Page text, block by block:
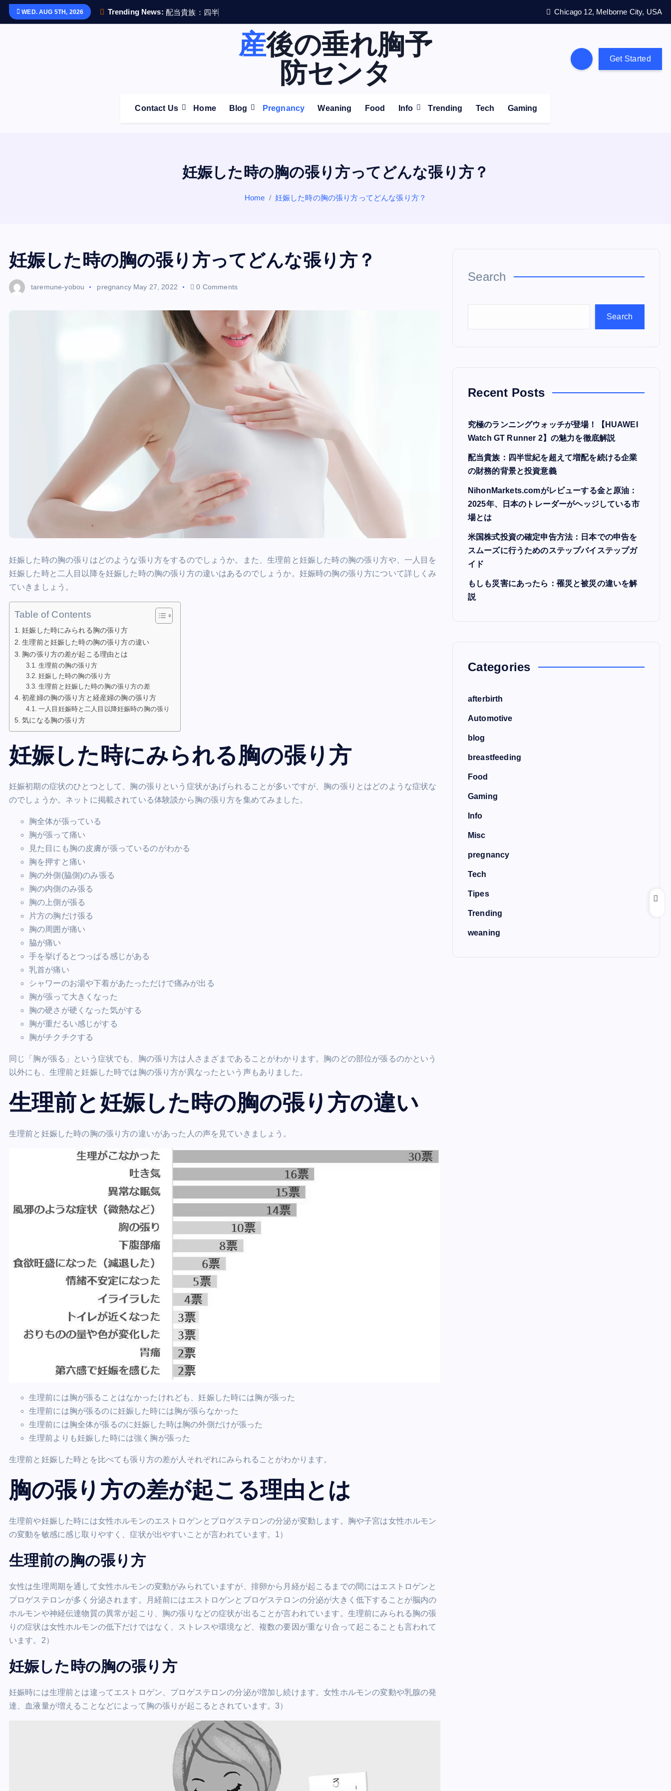
WED. AUG 5TH, 2026 Trending News: 配当貴族 ： 四半 Chicago 12, Melborne City, USA
産後の垂れ胸予
防センタ
Get Started
Contact Us Home Blog Pregnancy Weaning Food Info Trending Tech Gaming
妊娠した時の胸の張り方ってどんな張り方？
Home 妊娠した時の胸の張り方ってどんな張り方？
妊娠した時の胸の張り方ってどんな張り方？
taremune-yobou pregnancy May 27, 2022 0 Comments
妊娠した時の胸の張りはどのような張り方をするのでしょうか。また、生理前と妊娠した時の胸の張り方や、一人目を
妊娠した時と二人目以降を妊娠した時の胸の張り方の違いはあるのでしょうか。妊娠時の胸の張り方について詳しくみ
ていきましょう。
Table of Contents
妊娠した時にみられる胸の張り方
生理前と妊娠した時の胸の張り方の違い
胸の張り方の差が起こる理由とは
生理前の胸の張り方
妊娠した時の胸の張り方
生理前と妊娠した時の胸の張り方の差
初産婦の胸の張り方と経産婦の胸の張り方
一人目妊娠時と二人目以降妊娠時の胸の張り
気になる胸の張り方
妊娠した時にみられる胸の張り方
妊娠初期の症状のひとつとして、胸の張りという症状があげられることが多いですが、胸の張りとはどのような症状な
のでしょうか。ネットに掲載されている体験談から胸の張り方を集めてみました。
胸全体が張っている
胸が張って痛い
見た目にも胸の皮膚が張っているのがわかる
胸を押すと痛い
胸の外側(脇側)のみ張る
胸の内側のみ張る
胸の上側が張る
片方の胸だけ張る
胸の周囲が痛い
脇が痛い
手を挙げるとつっぱる感じがある
乳首が痛い
シャワーのお湯や下着があたっただけで痛みが出る
胸が張って大きくなった
胸の硬さが硬くなった気がする
胸が重だるい感じがする
胸がチクチクする
同じ「胸が張る」という症状でも、胸の張り方は人さまざまであることがわかります。胸のどの部位が張るのかという
以外にも、生理前と妊娠した時では胸の張り方が異なったという声もありました。
生理前と妊娠した時の胸の張り方の違い
生理前と妊娠した時の胸の張り方の違いがあった人の声を見ていきましょう。
生理前には胸が張ることはなかったけれども、妊娠した時には胸が張った
生理前には胸が張るのに妊娠した時には胸が張らなかった
生理前には胸全体が張るのに妊娠した時は胸の外側だけが張った
生理前よりも妊娠した時には強く胸が張った
生理前と妊娠した時とを比べても張り方の差が人それぞれにみられることがわかります。
胸の張り方の差が起こる理由とは
生理前や妊娠した時には女性ホルモンのエストロゲンとプロゲステロンの分泌が変動します。胸や子宮は女性ホルモン
の変動を敏感に感じ取りやすく、症状が出やすいことが言われています。1）
生理前の胸の張り方
女性は生理周期を通して女性ホルモンの変動がみられていますが、排卵から月経が起こるまでの間にはエストロゲンと
プロゲステロンが多く分泌されます。月経前にはエストロゲンとプロゲステロンの分泌が大きく低下することが脳内の
ホルモンや神経伝達物質の異常が起こり、胸の張りなどの症状が出ることが言われています。生理前にみられる胸の張
りの症状は女性ホルモンの低下だけではなく、ストレスや環境など、複数の要因が重なり合って起こることも言われて
います。2）
妊娠した時の胸の張り方
妊娠時には生理前とは違ってエストロゲン、プロゲステロンの分泌が増加し続けます。女性ホルモンの変動や乳腺の発
達、血液量が増えることなどによって胸の張りが起こるとされています。3）
Search
Search
Recent Posts
究極のランニングウォッチが登場！【HUAWEI
Watch GT Runner 2】の魅力を徹底解説
配当貴族：四半世紀を超えて増配を続ける企業
の財務的背景と投資意義
NihonMarkets.comがレビューする金と原油：
2025年、日本のトレーダーがヘッジしている市
場とは
米国株式投資の確定申告方法：日本での申告を
スムーズに行うためのステップバイステップガ
イド
もしも災害にあったら：罹災と被災の違いを解
説
Categories
afterbirth
Automotive
blog
breastfeeding
Food
Gaming
Info
Misc
pregnancy
Tech
Tipes
Trending
weaning